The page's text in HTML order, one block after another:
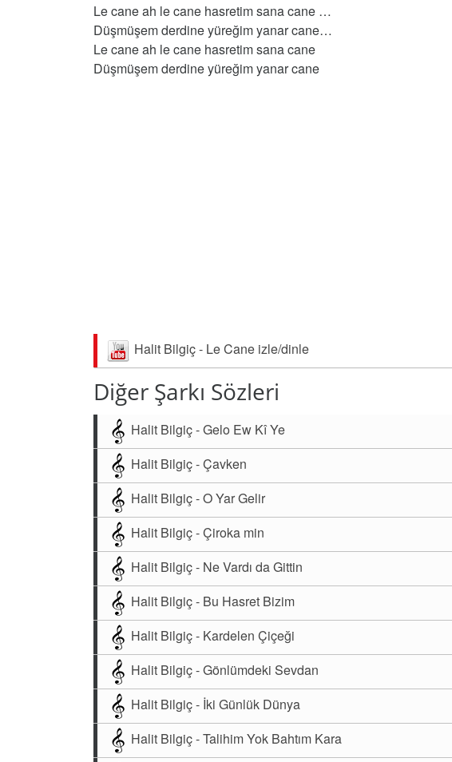
Le cane ah le cane hasretim sana cane …
Düşmüşem derdine yüreğim yanar cane…
Le cane ah le cane hasretim sana cane
Düşmüşem derdine yüreğim yanar cane
Halit Bilgiç - Le Cane izle/dinle
Diğer Şarkı Sözleri
Halit Bilgiç - Gelo Ew Kî Ye
Halit Bilgiç - Çavken
Halit Bilgiç - O Yar Gelir
Halit Bilgiç - Çiroka min
Halit Bilgiç - Ne Vardı da Gittin
Halit Bilgiç - Bu Hasret Bizim
Halit Bilgiç - Kardelen Çiçeği
Halit Bilgiç - Gönlümdeki Sevdan
Halit Bilgiç - İki Günlük Dünya
Halit Bilgiç - Talihim Yok Bahtım Kara